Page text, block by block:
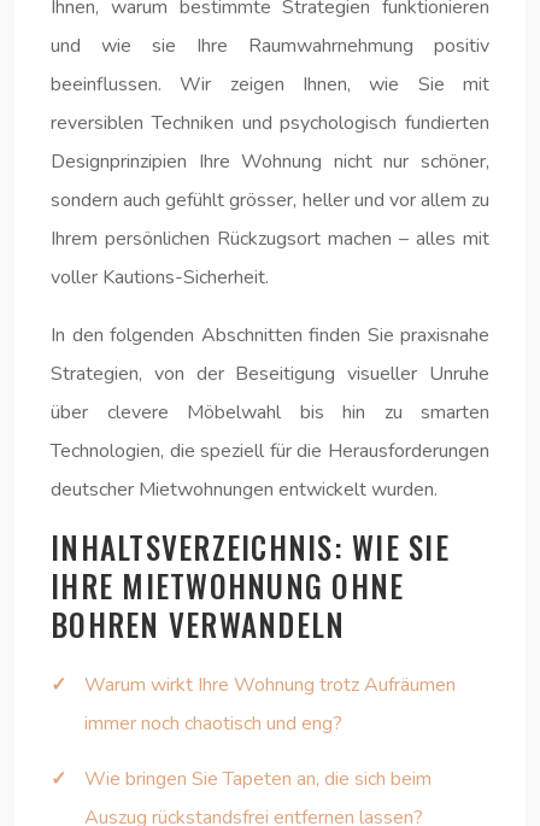
Ihnen, warum bestimmte Strategien funktionieren
und wie sie Ihre Raumwahrnehmung positiv
beeinflussen. Wir zeigen Ihnen, wie Sie mit
reversiblen Techniken und psychologisch fundierten
Designprinzipien Ihre Wohnung nicht nur schöner,
sondern auch gefühlt grösser, heller und vor allem zu
Ihrem persönlichen Rückzugsort machen – alles mit
voller Kautions-Sicherheit.
In den folgenden Abschnitten finden Sie praxisnahe
Strategien, von der Beseitigung visueller Unruhe
über clevere Möbelwahl bis hin zu smarten
Technologien, die speziell für die Herausforderungen
deutscher Mietwohnungen entwickelt wurden.
INHALTSVERZEICHNIS: WIE SIE
IHRE MIETWOHNUNG OHNE
BOHREN VERWANDELN
Warum wirkt Ihre Wohnung trotz Aufräumen
immer noch chaotisch und eng?
Wie bringen Sie Tapeten an, die sich beim
Auszug rückstandsfrei entfernen lassen?